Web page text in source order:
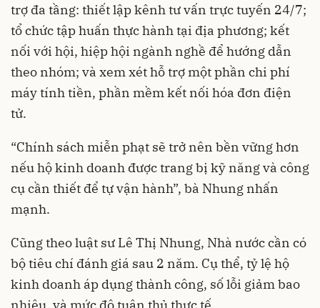
trợ đa tầng: thiết lập kênh tư vấn trực tuyến 24/7;
tổ chức tập huấn thực hành tại địa phương; kết
nối với hội, hiệp hội ngành nghề để hướng dẫn
theo nhóm; và xem xét hỗ trợ một phần chi phí
máy tính tiền, phần mềm kết nối hóa đơn điện
tử.
“Chính sách miễn phạt sẽ trở nên bền vững hơn
nếu hộ kinh doanh được trang bị kỹ năng và công
cụ cần thiết để tự vận hành”, bà Nhung nhấn
mạnh.
Cũng theo luật sư Lê Thị Nhung, Nhà nước cần có
bộ tiêu chí đánh giá sau 2 năm. Cụ thể, tỷ lệ hộ
kinh doanh áp dụng thành công, số lỗi giảm bao